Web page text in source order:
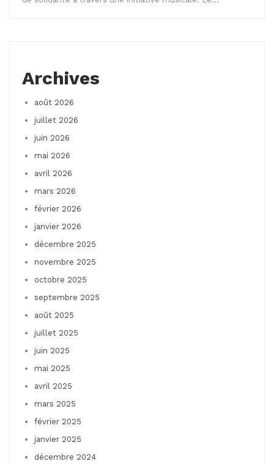
Archives
août 2026
juillet 2026
juin 2026
mai 2026
avril 2026
mars 2026
février 2026
janvier 2026
décembre 2025
novembre 2025
octobre 2025
septembre 2025
août 2025
juillet 2025
juin 2025
mai 2025
avril 2025
mars 2025
février 2025
janvier 2025
décembre 2024